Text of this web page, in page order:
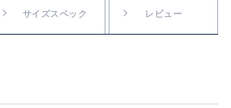
サイズスペック レビュー